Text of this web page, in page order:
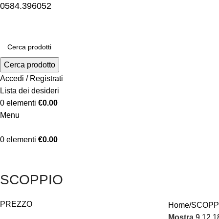
0584.396052
Cerca prodotto
Accedi / Registrati
Lista dei desideri
0 elementi €0.00
Menu
0 elementi €0.00
SCOPPIO
PREZZO Home
Mostra 9 12